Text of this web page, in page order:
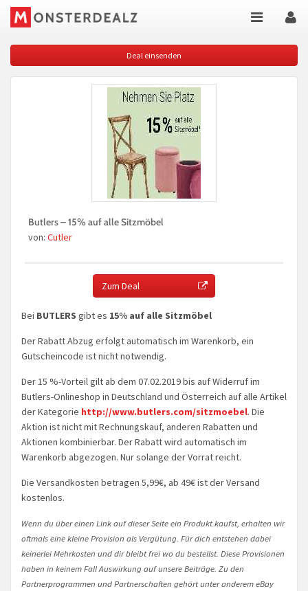
Deal einsenden
Butlers – 15% auf alle Sitzmöbel
von: Cutler
Zum Deal
Bei BUTLERS gibt es 15% auf alle Sitzmöbel
Der Rabatt Abzug erfolgt automatisch im Warenkorb, ein
Gutscheincode ist nicht notwendig.
Der 15 %-Vorteil gilt ab dem 07.02.2019 bis auf Widerruf im
Butlers-Onlineshop in Deutschland und Österreich auf alle Artikel
der Kategorie http://www.butlers.com/sitzmoebel. Die
Aktion ist nicht mit Rechnungskauf, anderen Rabatten und
Aktionen kombinierbar. Der Rabatt wird automatisch im
Warenkorb abgezogen. Nur solange der Vorrat reicht.
Die Versandkosten betragen 5,99€, ab 49€ ist der Versand
kostenlos.
Wenn du über einen Link auf dieser Seite ein Produkt kaufst, erhalten wir
oftmals eine kleine Provision als Vergütung. Für dich entstehen dabei
keinerlei Mehrkosten und dir bleibt frei wo du bestellst. Diese Provisionen
haben in keinem Fall Auswirkung auf unsere Beiträge. Zu den
Partnerprogrammen und Partnerschaften gehört unter anderem eBay